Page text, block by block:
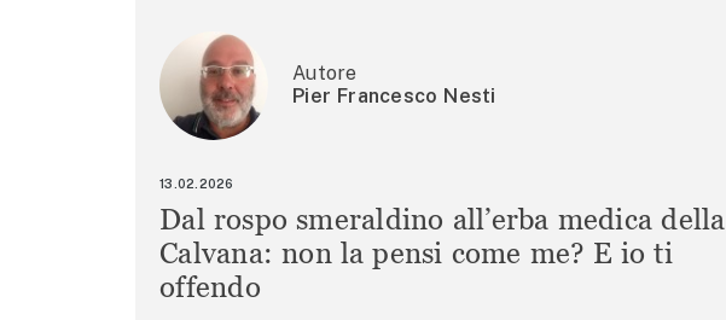
Autore
Pier Francesco Nesti
13.02.2026
Dal rospo smeraldino all’erba medica della
Calvana: non la pensi come me? E io ti
offendo